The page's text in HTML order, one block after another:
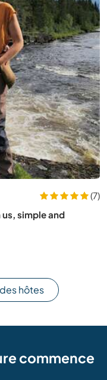
(7)
simple and
hôtes
commence